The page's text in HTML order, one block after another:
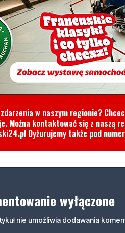
w naszym regionie?
Można kontaktować się z naszą
Dyżurujemy także pod
wyłączone
nie umożliwia dodawania